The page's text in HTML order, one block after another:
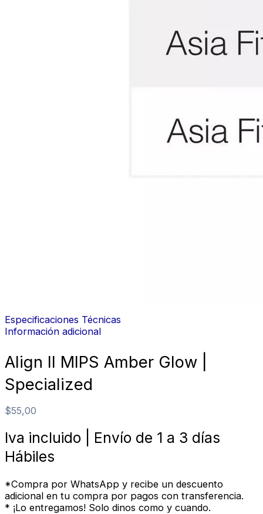
Especificaciones Técnicas
Información adicional
Align II MIPS Amber Glow |
Specialized
$55,00
Iva incluido | Envío de 1 a 3 días
Hábiles
*Compra por WhatsApp y recibe un descuento
adicional en tu compra por pagos con transferencia.
* ¡Lo entregamos! Solo dinos como y cuando.